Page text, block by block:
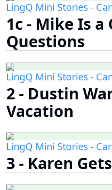
LingQ Mini Stories -
1c - Mike Is a
Questions
LingQ Mini Stories -
2 - Dustin
Vacation
LingQ Mini Stories -
3 - Karen